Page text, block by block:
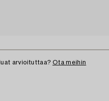
arvioituttaa? Ota meihin